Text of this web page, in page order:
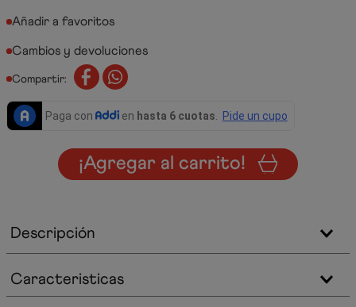
Cambios y devoluciones
Compartir:
¡Agregar al carrito!
Descripción
Caracteristicas